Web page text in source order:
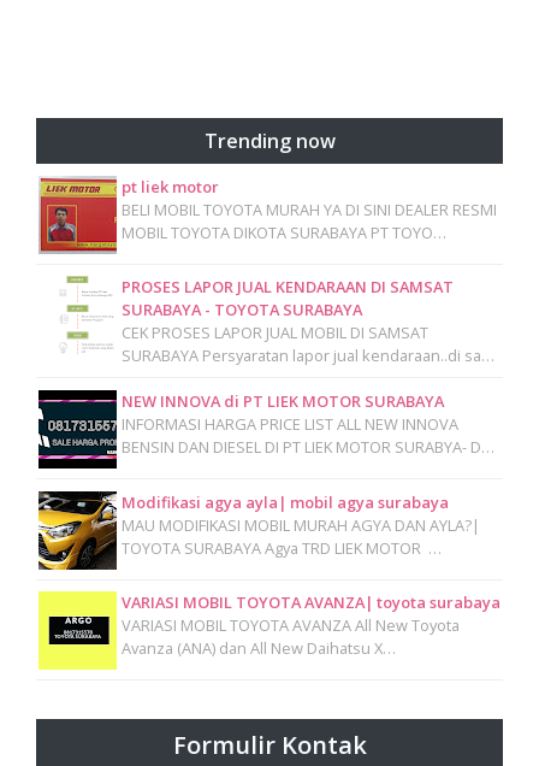
Trending now
pt liek motor
BELI MOBIL TOYOTA MURAH YA DI SINI DEALER RESMI
MOBIL TOYOTA DIKOTA SURABAYA PT TOYO…
PROSES LAPOR JUAL KENDARAAN DI SAMSAT
SURABAYA - TOYOTA SURABAYA
CEK PROSES LAPOR JUAL MOBIL DI SAMSAT
SURABAYA Persyaratan lapor jual kendaraan..di sa…
NEW INNOVA di PT LIEK MOTOR SURABAYA
INFORMASI HARGA PRICE LIST ALL NEW INNOVA
BENSIN DAN DIESEL DI PT LIEK MOTOR SURABYA- D…
Modifikasi agya ayla| mobil agya surabaya
MAU MODIFIKASI MOBIL MURAH AGYA DAN AYLA?|
TOYOTA SURABAYA Agya TRD LIEK MOTOR …
VARIASI MOBIL TOYOTA AVANZA| toyota surabaya
VARIASI MOBIL TOYOTA AVANZA All New Toyota
Avanza (ANA) dan All New Daihatsu X…
Formulir Kontak